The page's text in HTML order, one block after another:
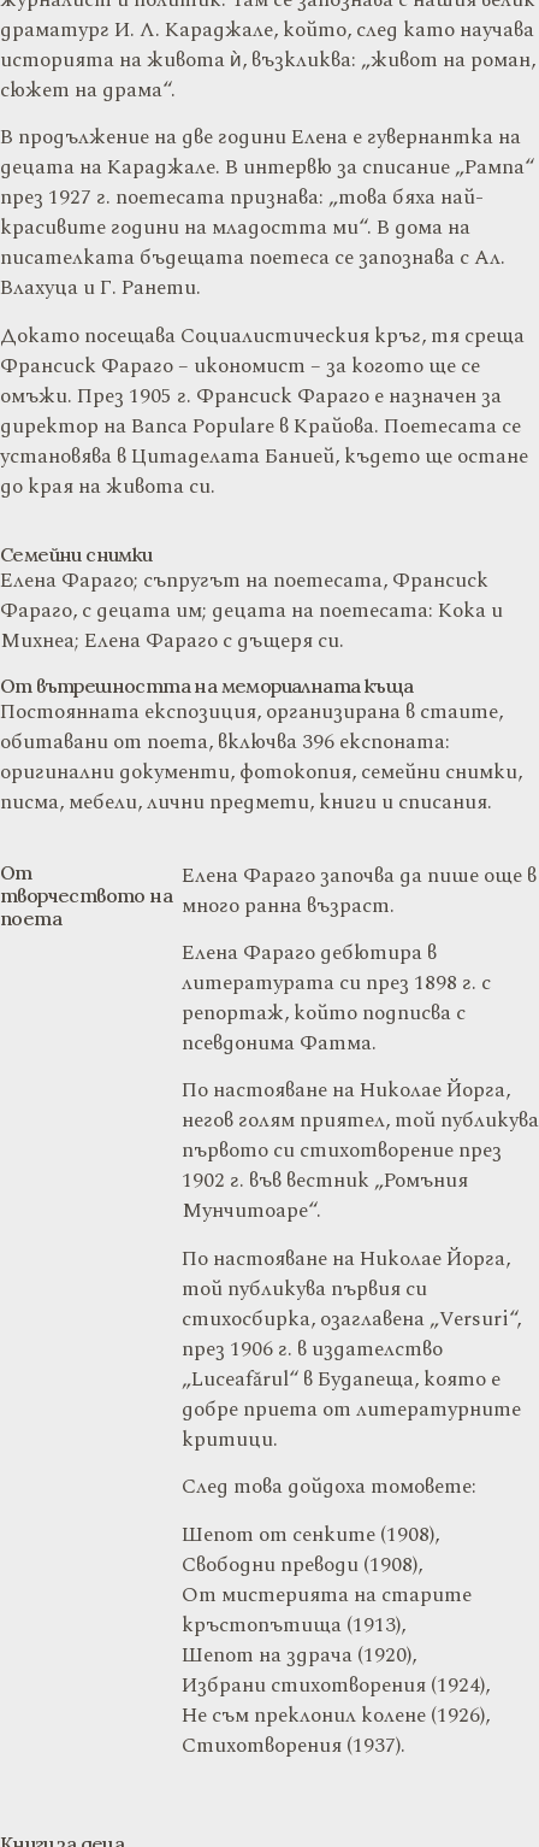
драматург И. Л. Караджале, който, след като научава
историята на живота ѝ, възкликва: „живот на роман,
сюжет на драма“.
В продължение на две години Елена е гувернантка на
децата на Караджале. В интервю за списание „Рампа“
през 1927 г. поетесата признава: „това бяха най-
красивите години на младостта ми“. В дома на
писателката бъдещата поетеса се запознава с Ал.
Влахуца и Г. Ранети.
Докато посещава Социалистическия кръг, тя среща
Франсиск Фараго – икономист – за когото ще се
омъжи. През 1905 г. Франсиск Фараго е назначен за
директор на Banca Populare в Крайова. Поетесата се
установява в Цитаделата Банией, където ще остане
до края на живота си.
Семейни снимки
Елена Фараго; съпругът на поетесата, Франсиск
Фараго, с децата им; децата на поетесата: Кока и
Михнеа; Елена Фараго с дъщеря си.
От вътрешността на мемориалната къща
Постоянната експозиция, организирана в стаите,
обитавани от поета, включва 396 експоната:
оригинални документи, фотокопия, семейни снимки,
писма, мебели, лични предмети, книги и списания.
От
творчеството на
поета
Елена Фараго започва да пише още в
много ранна възраст.
Елена Фараго дебютира в
литературата си през 1898 г. с
репортаж, който подписва с
псевдонима Фатма.
По настояване на Николае Йорга,
негов голям приятел, той публикува
първото си стихотворение през
1902 г. във вестник „Ромъния
Мунчитоаре“.
По настояване на Николае Йорга,
той публикува първия си
стихосбирка, озаглавена „Versuri“,
през 1906 г. в издателство
„Luceafărul“ в Будапеща, която е
добре приета от литературните
критици.
След това дойдоха томовете:
Шепот от сенките (1908),
Свободни преводи (1908),
От мистерията на старите
кръстопътища (1913),
Шепот на здрача (1920),
Избрани стихотворения (1924),
Не съм преклонил колене (1926),
Стихотворения (1937).